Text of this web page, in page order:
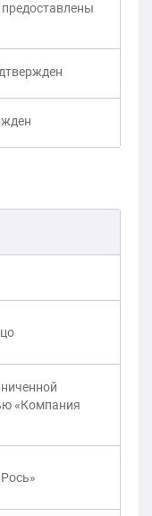
«Компания